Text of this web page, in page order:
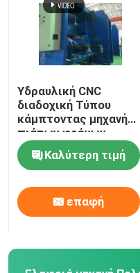
Σπείρα χάλυβα που
Ρομποτική μηχανή
καυτή εμβύθιση που
Υδραυλική CNC
διαδοχική Τύπου
κάμπτοντας μηχανή
πιάτων φρένων
βαρέων καθηκόντων
2-400T/7000mm
Καλύτερη τιμή
επαφή